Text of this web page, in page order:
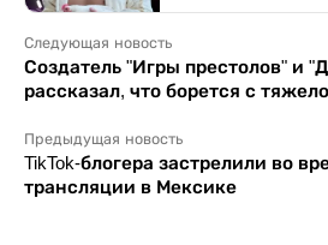
Следующая новость
Создатель "Игры престолов" и
рассказал, что борется с
Предыдущая новость
TikTok-блогера застрелили во
трансляции в Мексике